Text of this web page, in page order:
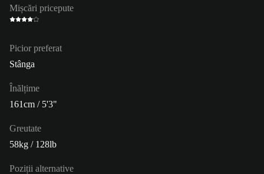
Mișcări pricepute
Picior preferat
Stânga
Înălțime
161cm / 5'3"
Greutate
58kg / 128lb
Poziții alternative